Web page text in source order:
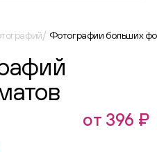
Фотографии больших
от 396 ₽